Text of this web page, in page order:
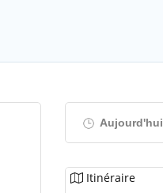
Aujourd'hui
Itinéraire